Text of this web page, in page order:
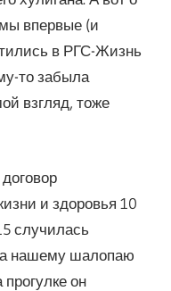
впервые (и
в РГС-Жизнь
то забыла
взгляд, тоже
и здоровья 10
случилась
нашему шалопаю
он